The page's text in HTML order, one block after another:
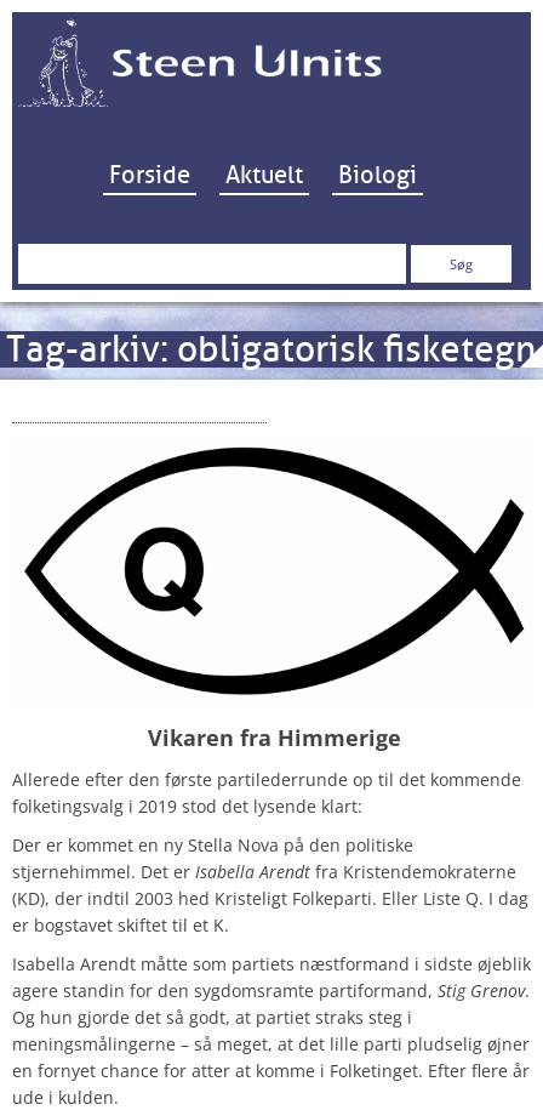
Hop til indhold
Forside Aktuelt Biologi
Søg
Tag-arkiv: obligatorisk fisketegn
Vikaren fra Himmerige
Allerede efter den første partilederrunde op til det kommende
folketingsvalg i 2019 stod det lysende klart:
Der er kommet en ny Stella Nova på den politiske
stjernehimmel. Det er Isabella Arendt fra Kristendemokraterne
(KD), der indtil 2003 hed Kristeligt Folkeparti. Eller Liste Q. I dag
er bogstavet skiftet til et K.
Isabella Arendt måtte som partiets næstformand i sidste øjeblik
agere standin for den sygdomsramte partiformand, Stig Grenov.
Og hun gjorde det så godt, at partiet straks steg i
meningsmålingerne – så meget, at det lille parti pludselig øjner
en fornyet chance for atter at komme i Folketinget. Efter flere år
ude i kulden.